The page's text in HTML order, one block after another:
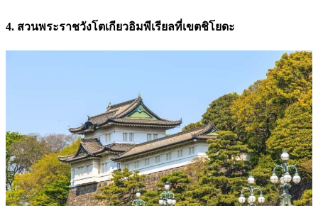
4. สวนพระราชวังโตเกียวอิมพีเรียลที่เขตชิโยดะ